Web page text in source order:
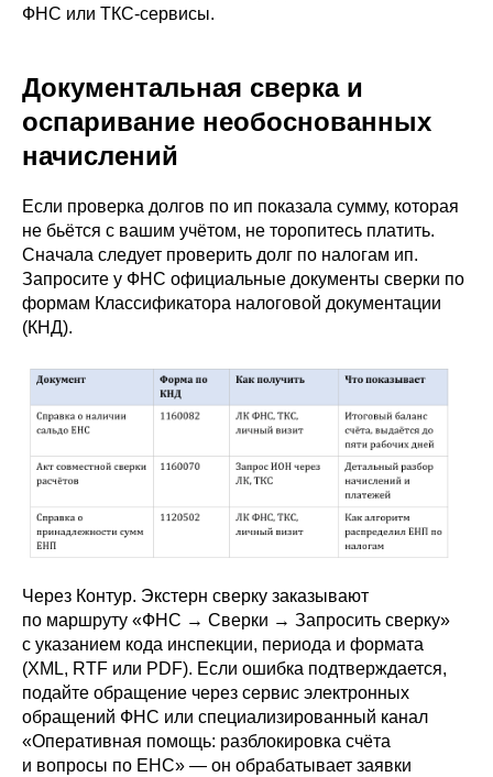
ФНС или ТКС-сервисы.
Документальная сверка и
оспаривание необоснованных
начислений
Если проверка долгов по ип показала сумму, которая
не бьётся с вашим учётом, не торопитесь платить.
Сначала следует проверить долг по налогам ип.
Запросите у ФНС официальные документы сверки по
формам Классификатора налоговой документации
(КНД).
Через Контур. Экстерн сверку заказывают
по маршруту «ФНС → Сверки → Запросить сверку»
с указанием кода инспекции, периода и формата
(XML, RTF или PDF). Если ошибка подтверждается,
подайте обращение через сервис электронных
обращений ФНС или специализированный канал
«Оперативная помощь: разблокировка счёта
и вопросы по ЕНС» — он обрабатывает заявки